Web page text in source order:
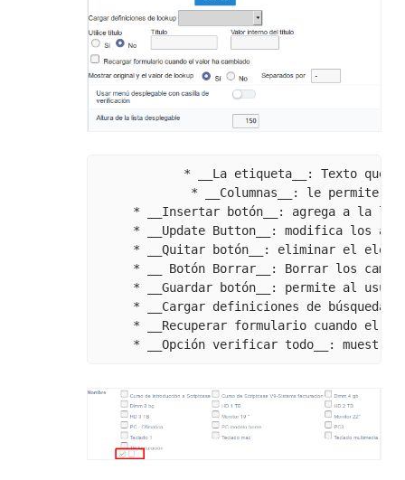
* __La etiqueta__: Texto que
* __Columnas__: le permite
* __Insertar botón__: agrega a la
* __Update Button__: modifica los
* __Quitar botón__: eliminar el
* __ Botón Borrar__: Borrar los
* __Guardar botón__: permite al
* __Cargar definiciones de
* __Recuperar formulario cuando el